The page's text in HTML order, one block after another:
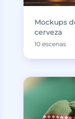
Mockups
cerveza
10 escenas